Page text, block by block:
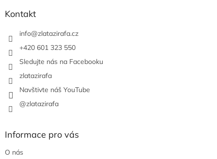
Kontakt
info@zlatazirafa.cz
+420 601 323 550
Sledujte nás na Facebooku
zlatazirafa
Navštivte náš YouTube
@zlatazirafa
Informace pro vás
O nás